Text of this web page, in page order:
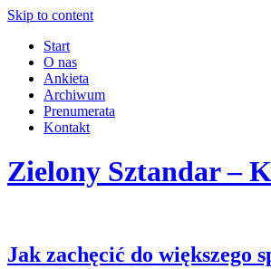
Skip to content
Start
O nas
Ankieta
Archiwum
Prenumerata
Kontakt
Zielony Sztandar –
Jak zachęcić do większego